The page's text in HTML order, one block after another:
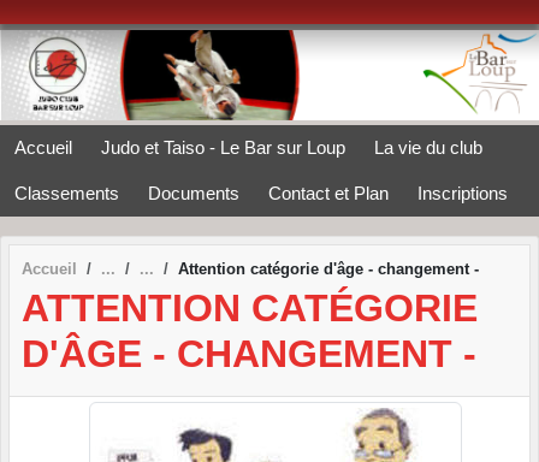
Accueil Judo et Taiso - Le Bar sur Loup La vie du club
Classements Documents Contact et Plan Inscriptions
Accueil Attention catégorie d'âge - changement -
ATTENTION CATÉGORIE
D'ÂGE - CHANGEMENT -